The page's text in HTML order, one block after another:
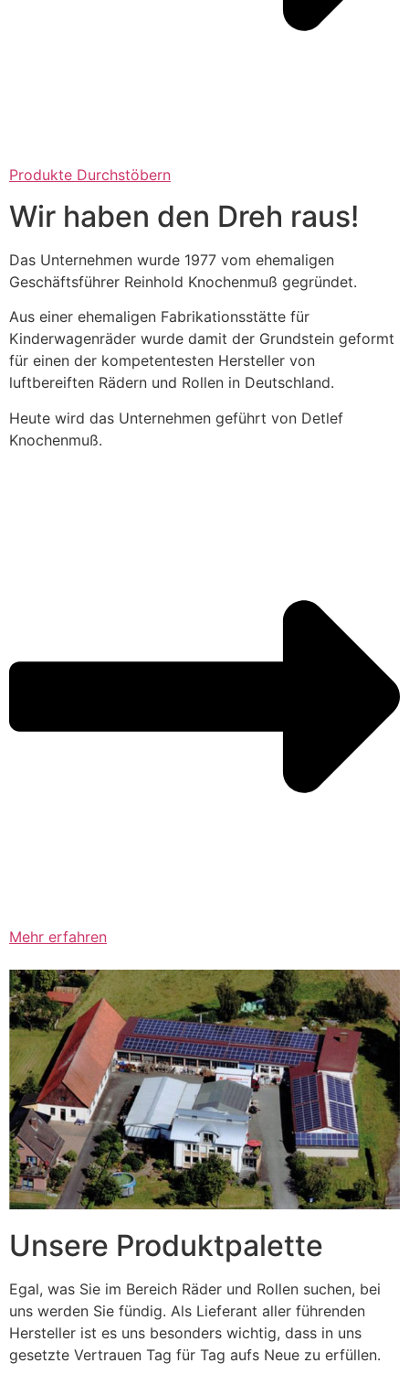
Produkte Durchstöbern
Wir haben den Dreh raus!
Das Unternehmen wurde 1977 vom ehemaligen
Geschäftsführer Reinhold Knochenmuß gegründet.
Aus einer ehemaligen Fabrikationsstätte für
Kinderwagenräder wurde damit der Grundstein geformt
für einen der kompetentesten Hersteller von
luftbereiften Rädern und Rollen in Deutschland.
Heute wird das Unternehmen geführt von Detlef
Knochenmuß.
Mehr erfahren
Unsere Produktpalette
Egal, was Sie im Bereich Räder und Rollen suchen, bei
uns werden Sie fündig. Als Lieferant aller führenden
Hersteller ist es uns besonders wichtig, dass in uns
gesetzte Vertrauen Tag für Tag aufs Neue zu erfüllen.